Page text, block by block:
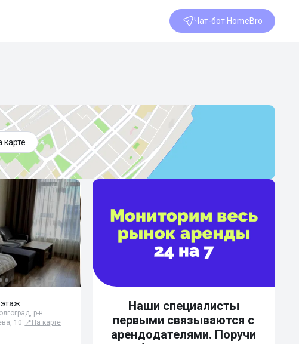
Чат-бот HomeBro
карте
р-н
10 📍 На карте
Наши специалисты
первыми связываются с
арендодателями. Поручи